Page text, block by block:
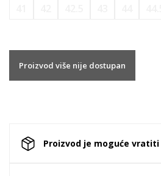
Proizvod više nije dostupan
Proizvod je moguće vratiti